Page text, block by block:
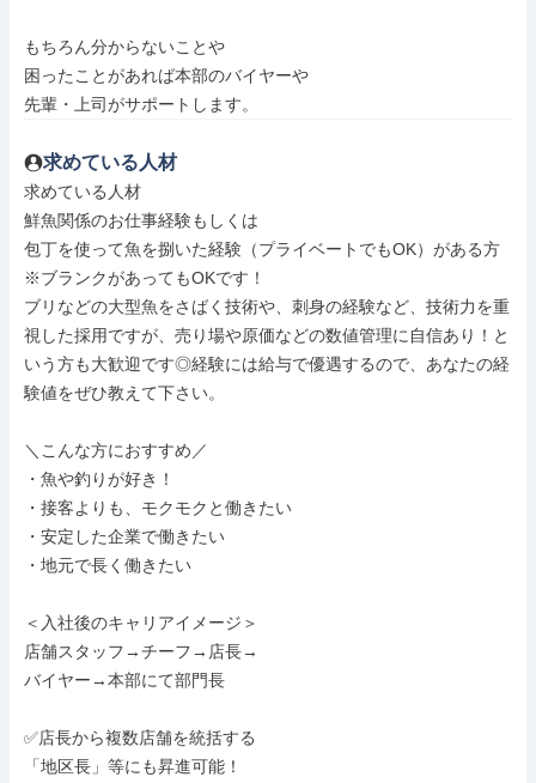
もちろん分からないことや
困ったことがあれば本部のバイヤーや
先輩・上司がサポートします。
求めている人材
求めている人材
鮮魚関係のお仕事経験もしくは
包丁を使って魚を捌いた経験（プライベートでもOK）がある方
※ブランクがあってもOKです！
ブリなどの大型魚をさばく技術や、刺身の経験など、技術力を重
視した採用ですが、売り場や原価などの数値管理に自信あり！と
いう方も大歓迎です◎経験には給与で優遇するので、あなたの経
験値をぜひ教えて下さい。
＼こんな方におすすめ／
・魚や釣りが好き！
・接客よりも、モクモクと働きたい
・安定した企業で働きたい
・地元で長く働きたい
＜入社後のキャリアイメージ＞
店舗スタッフ→チーフ→店長→
バイヤー→本部にて部門長
✅️店長から複数店舗を統括する
「地区長」等にも昇進可能！